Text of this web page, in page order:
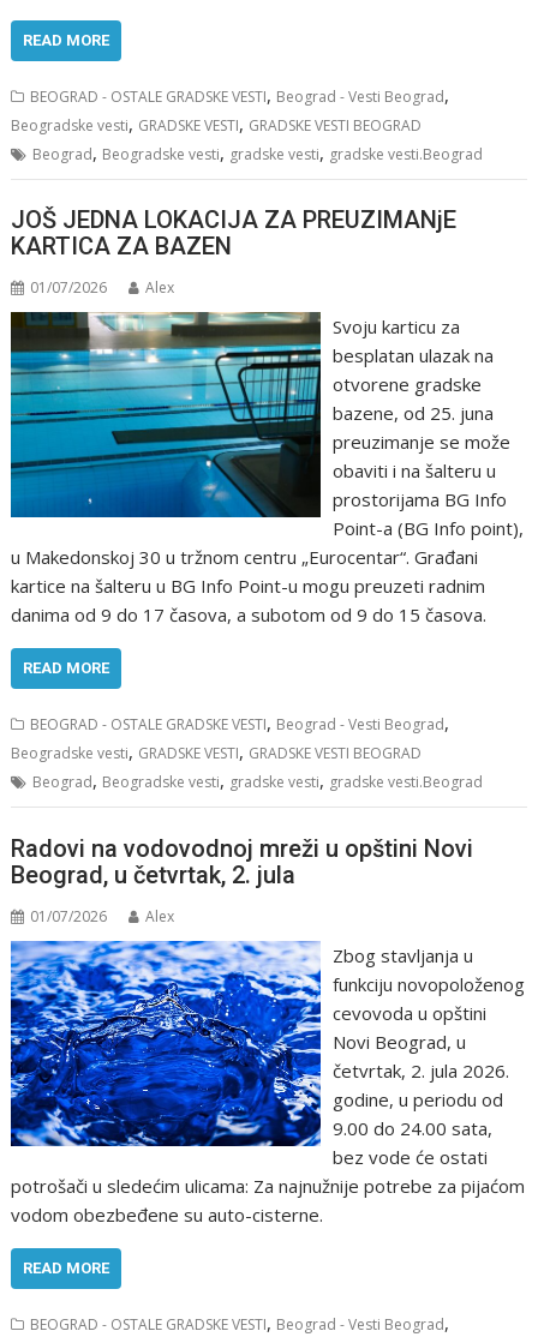
READ MORE
BEOGRAD - OSTALE GRADSKE VESTI, Beograd - Vesti Beograd,
Beogradske vesti, GRADSKE VESTI, GRADSKE VESTI BEOGRAD
Beograd, Beogradske vesti, gradske vesti, gradske vesti.Beograd
JOŠ JEDNA LOKACIJA ZA PREUZIMANjE
KARTICA ZA BAZEN
01/07/2026 Alex
Svoju karticu za
besplatan ulazak na
otvorene gradske
bazene, od 25. juna
preuzimanje se može
obaviti i na šalteru u
prostorijama BG Info
Point-a (BG Info point),
u Makedonskoj 30 u tržnom centru „Eurocentar“. Građani
kartice na šalteru u BG Info Point-u mogu preuzeti radnim
danima od 9 do 17 časova, a subotom od 9 do 15 časova.
READ MORE
BEOGRAD - OSTALE GRADSKE VESTI, Beograd - Vesti Beograd,
Beogradske vesti, GRADSKE VESTI, GRADSKE VESTI BEOGRAD
Beograd, Beogradske vesti, gradske vesti, gradske vesti.Beograd
Radovi na vodovodnoj mreži u opštini Novi
Beograd, u četvrtak, 2. jula
01/07/2026 Alex
Zbog stavljanja u
funkciju novopoloženog
cevovoda u opštini
Novi Beograd, u
četvrtak, 2. jula 2026.
godine, u periodu od
9.00 do 24.00 sata,
bez vode će ostati
potrošači u sledećim ulicama: Za najnužnije potrebe za pijaćom
vodom obezbeđene su auto-cisterne.
READ MORE
BEOGRAD - OSTALE GRADSKE VESTI, Beograd - Vesti Beograd,